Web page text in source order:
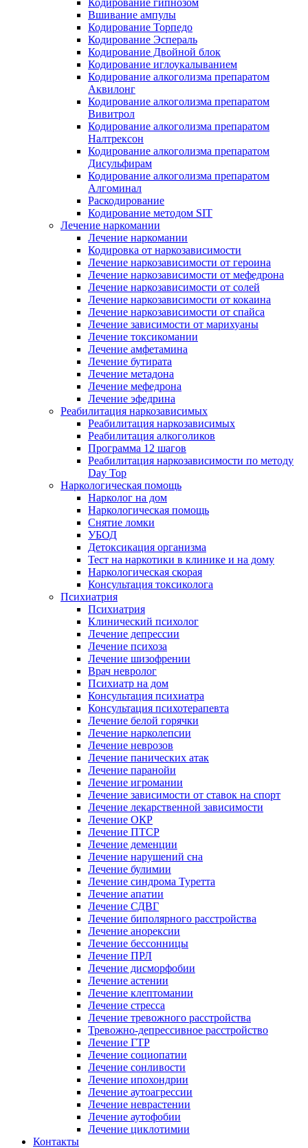
Кодирование гипнозом
Вшивание ампулы
Кодирование Торпедо
Кодирование Эспераль
Кодирование Двойной блок
Кодирование иглоукалыванием
Кодирование алкоголизма препаратом
Аквилонг
Кодирование алкоголизма препаратом
Вивитрол
Кодирование алкоголизма препаратом
Налтрексон
Кодирование алкоголизма препаратом
Дисульфирам
Кодирование алкоголизма препаратом
Алгоминал
Раскодирование
Кодирование методом SIT
Лечение наркомании
Лечение наркомании
Кодировка от наркозависимости
Лечение наркозависимости от героина
Лечение наркозависимости от мефедрона
Лечение наркозависимости от солей
Лечение наркозависимости от кокаина
Лечение наркозависимости от спайса
Лечение зависимости от марихуаны
Лечение токсикомании
Лечение амфетамина
Лечение бутирата
Лечение метадона
Лечение мефедрона
Лечение эфедрина
Реабилитация наркозависимых
Реабилитация наркозависимых
Реабилитация алкоголиков
Программа 12 шагов
Реабилитация наркозависимости по методу
Day Top
Наркологическая помощь
Нарколог на дом
Наркологическая помощь
Снятие ломки
УБОД
Детоксикация организма
Тест на наркотики в клинике и на дому
Наркологическая скорая
Консультация токсиколога
Психиатрия
Психиатрия
Клинический психолог
Лечение депрессии
Лечение психоза
Лечение шизофрении
Врач невролог
Психиатр на дом
Консультация психиатра
Консультация психотерапевта
Лечение белой горячки
Лечение нарколепсии
Лечение неврозов
Лечение панических атак
Лечение паранойи
Лечение игромании
Лечение зависимости от ставок на спорт
Лечение лекарственной зависимости
Лечение ОКР
Лечение ПТСР
Лечение деменции
Лечение нарушений сна
Лечение булимии
Лечение синдрома Туретта
Лечение апатии
Лечение СДВГ
Лечение биполярного расстройства
Лечение анорексии
Лечение бессонницы
Лечение ПРЛ
Лечение дисморфобии
Лечение астении
Лечение клептомании
Лечение стресса
Лечение тревожного расстройства
Тревожно-депрессивное расстройство
Лечение ГТР
Лечение социопатии
Лечение сонливости
Лечение ипохондрии
Лечение аутоагрессии
Лечение неврастении
Лечение аутофобии
Лечение циклотимии
Контакты